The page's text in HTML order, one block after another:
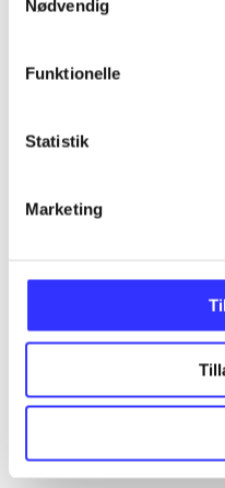
Nødvendig
Funktionelle
Statistik
Marketing
Artikler
Alle registrerede
...